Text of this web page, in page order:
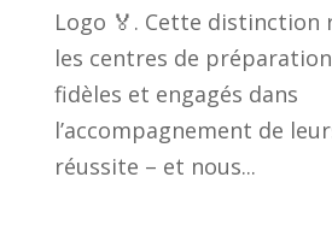
Logo 🏅. Cette distinction
les centres de
fidèles et engagés dans
l’accompagnement de
réussite – et nous...